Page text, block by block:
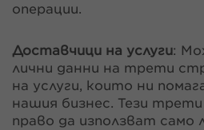
операции.
Доставчици на услуги:
лични данни на трети
на услуги, които ни
нашия бизнес. Тези
право да използват само